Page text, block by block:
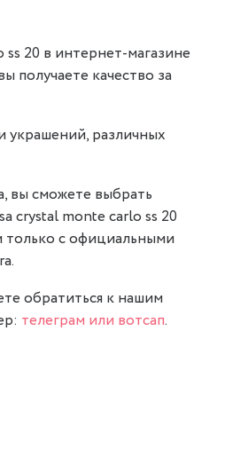
20 в интернет-магазине
получаете качество за
украшений, различных
вы сможете выбрать
crystal monte carlo ss 20
только с официальными
обратиться к нашим
телеграм или вотсап.